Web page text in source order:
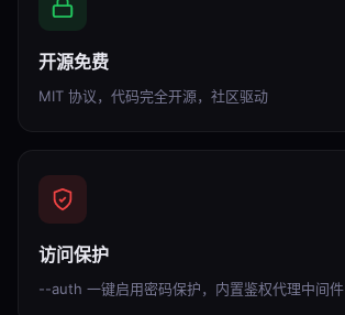
开源免费
MIT 协议，代码完全开源，社区驱动
访问保护
--auth 一键启用密码保护，内置鉴权代理中间件